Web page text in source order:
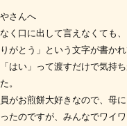
さんへ
く口に出して言えなくても
がとう」という文字が書か
はい」って渡すだけで気持
。
がお煎餅大好きなので、母
たのですが、みんなでワイワ